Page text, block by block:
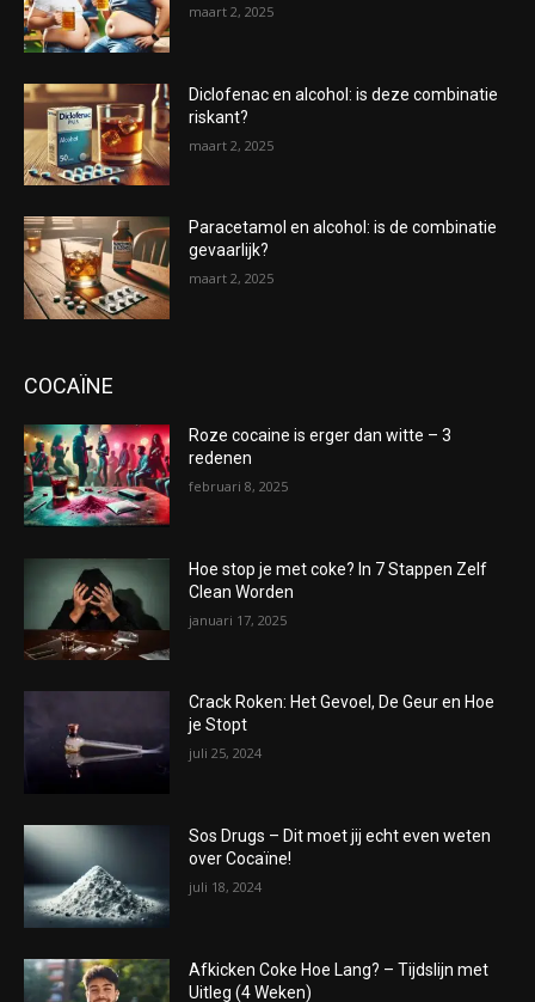
maart 2, 2025
Diclofenac en alcohol: is deze combinatie
riskant?
maart 2, 2025
Paracetamol en alcohol: is de combinatie
gevaarlijk?
maart 2, 2025
COCAÏNE
Roze cocaine is erger dan witte – 3
redenen
februari 8, 2025
Hoe stop je met coke? In 7 Stappen Zelf
Clean Worden
januari 17, 2025
Crack Roken: Het Gevoel, De Geur en Hoe
je Stopt
juli 25, 2024
Sos Drugs – Dit moet jij echt even weten
over Cocaïne!
juli 18, 2024
Afkicken Coke Hoe Lang? – Tijdslijn met
Uitleg (4 Weken)